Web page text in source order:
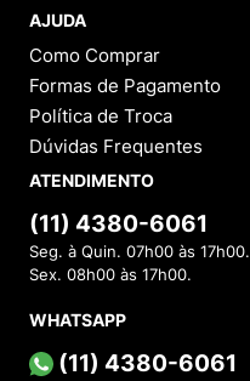
AJUDA
Como Comprar
Formas de Pagamento
Política de Troca
Dúvidas Frequentes
ATENDIMENTO
(11) 4380-6061
Seg. à Quin. 07h00 às 17h00.
Sex. 08h00 às 17h00.
WHATSAPP
(11) 4380-6061